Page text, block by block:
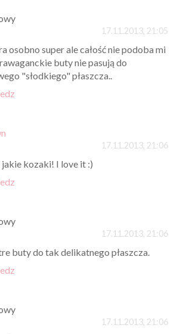
17.11.2013, 21:05
osobno super ale całość nie podoba mi
buty nie pasują do
"słodkiego" płaszcza..
17.11.2013, 21:06
kozaki! I love it :)
17.11.2013, 21:06
buty do tak delikatnego płaszcza.
17.11.2013, 21:06